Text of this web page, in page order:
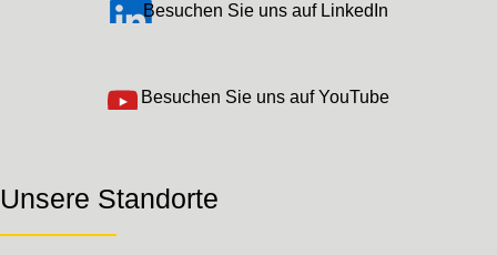
Besuchen Sie uns auf LinkedIn
Besuchen Sie uns auf YouTube
Unsere Standorte